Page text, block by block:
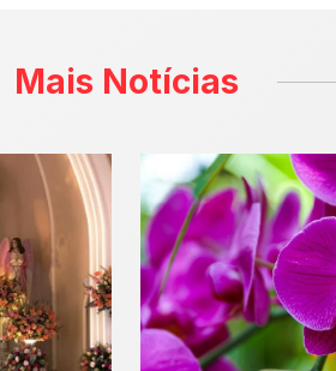
Mais Notícias